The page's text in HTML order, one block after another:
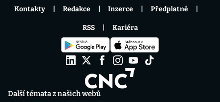
Další témata z našich webů
Kontakty Redakce Inzerce Předplatné
RSS Kariéra